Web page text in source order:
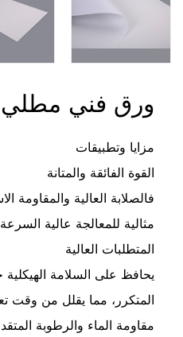
ورق فني مطلي
مزايا وتطبيقات
القوة الفائقة والمتانة
فالصلابة العالية والمقاومة
مثالية للمعالجة عالية
المتطلبات العالية
يحافظ على السلامة
المتكرر، مما يقلل من وقت
مقاومة الماء والرطوبة